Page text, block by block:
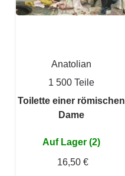
Anatolian
1 500 Teile
Toilette einer römischen
Dame
Auf Lager (2)
16,50 €